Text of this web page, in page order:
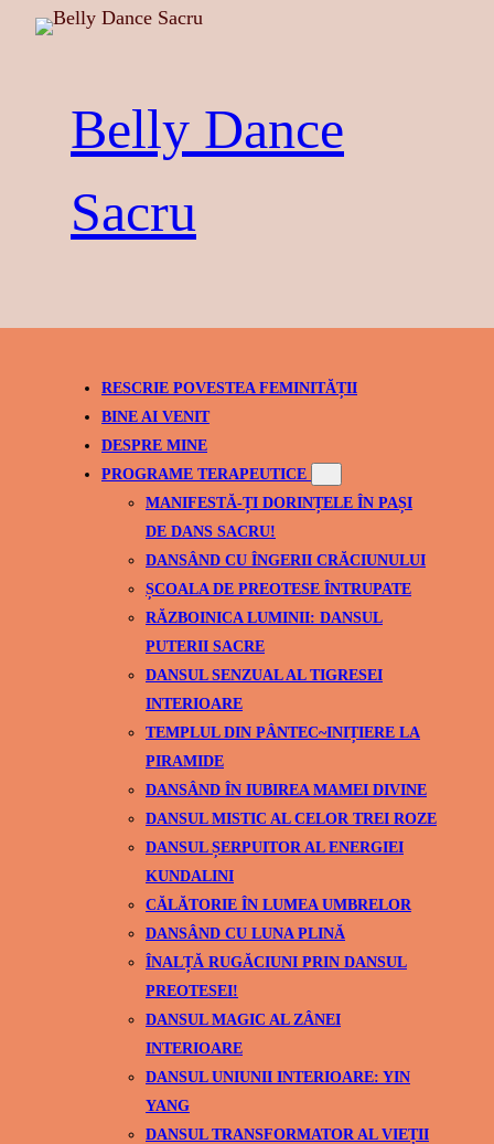
Belly Dance
Sacru
RESCRIE POVESTEA FEMINITĂȚII
BINE AI VENIT
DESPRE MINE
PROGRAME TERAPEUTICE
MANIFESTĂ-ȚI DORINȚELE ÎN PAȘI
DE DANS SACRU!
DANSÂND CU ÎNGERII CRĂCIUNULUI
ȘCOALA DE PREOTESE ÎNTRUPATE
RĂZBOINICA LUMINII: DANSUL
PUTERII SACRE
DANSUL SENZUAL AL TIGRESEI
INTERIOARE
TEMPLUL DIN PÂNTEC~INIȚIERE LA
PIRAMIDE
DANSÂND ÎN IUBIREA MAMEI DIVINE
DANSUL MISTIC AL CELOR TREI ROZE
DANSUL ȘERPUITOR AL ENERGIEI
KUNDALINI
CĂLĂTORIE ÎN LUMEA UMBRELOR
DANSÂND CU LUNA PLINĂ
ÎNALȚĂ RUGĂCIUNI PRIN DANSUL
PREOTESEI!
DANSUL MAGIC AL ZÂNEI
INTERIOARE
DANSUL UNIUNII INTERIOARE: YIN
YANG
DANSUL TRANSFORMATOR AL VIEȚII